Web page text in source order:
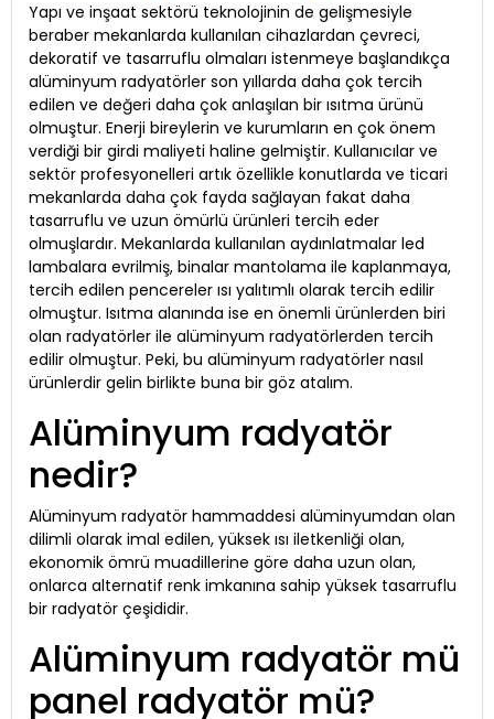
Yapı ve inşaat sektörü teknolojinin de gelişmesiyle
beraber mekanlarda kullanılan cihazlardan çevreci,
dekoratif ve tasarruflu olmaları istenmeye başlandıkça
alüminyum radyatörler son yıllarda daha çok tercih
edilen ve değeri daha çok anlaşılan bir ısıtma ürünü
olmuştur. Enerji bireylerin ve kurumların en çok önem
verdiği bir girdi maliyeti haline gelmiştir. Kullanıcılar ve
sektör profesyonelleri artık özellikle konutlarda ve ticari
mekanlarda daha çok fayda sağlayan fakat daha
tasarruflu ve uzun ömürlü ürünleri tercih eder
olmuşlardır. Mekanlarda kullanılan aydınlatmalar led
lambalara evrilmiş, binalar mantolama ile kaplanmaya,
tercih edilen pencereler ısı yalıtımlı olarak tercih edilir
olmuştur. Isıtma alanında ise en önemli ürünlerden biri
olan radyatörler ile alüminyum radyatörlerden tercih
edilir olmuştur. Peki, bu alüminyum radyatörler nasıl
ürünlerdir gelin birlikte buna bir göz atalım.
Alüminyum radyatör
nedir?
Alüminyum radyatör hammaddesi alüminyumdan olan
dilimli olarak imal edilen, yüksek ısı iletkenliği olan,
ekonomik ömrü muadillerine göre daha uzun olan,
onlarca alternatif renk imkanına sahip yüksek tasarruflu
bir radyatör çeşididir.
Alüminyum radyatör mü
panel radyatör mü?